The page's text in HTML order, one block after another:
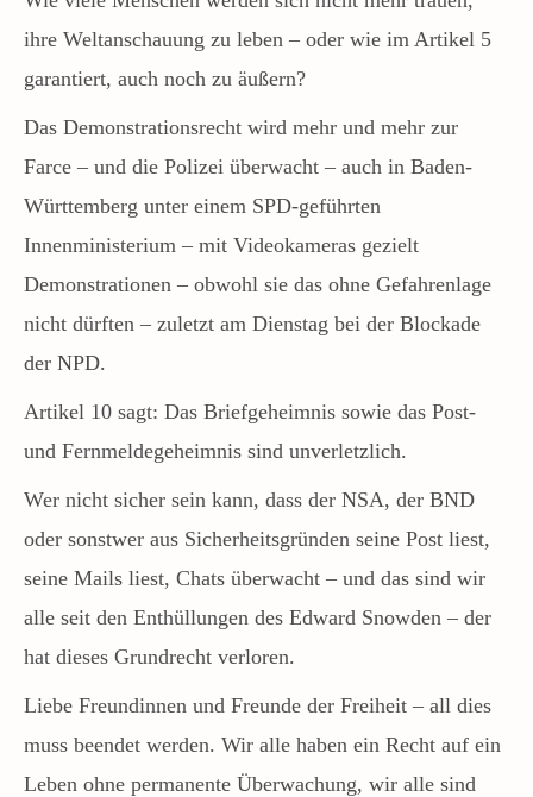
ihre Weltanschauung zu leben – oder wie im Artikel 5
garantiert, auch noch zu äußern?
Das Demonstrationsrecht wird mehr und mehr zur
Farce – und die Polizei überwacht – auch in Baden-
Württemberg unter einem SPD-geführten
Innenministerium – mit Videokameras gezielt
Demonstrationen – obwohl sie das ohne Gefahrenlage
nicht dürften – zuletzt am Dienstag bei der Blockade
der NPD.
Artikel 10 sagt: Das Briefgeheimnis sowie das Post-
und Fernmeldegeheimnis sind unverletzlich.
Wer nicht sicher sein kann, dass der NSA, der BND
oder sonstwer aus Sicherheitsgründen seine Post liest,
seine Mails liest, Chats überwacht – und das sind wir
alle seit den Enthüllungen des Edward Snowden – der
hat dieses Grundrecht verloren.
Liebe Freundinnen und Freunde der Freiheit – all dies
muss beendet werden. Wir alle haben ein Recht auf ein
Leben ohne permanente Überwachung, wir alle sind